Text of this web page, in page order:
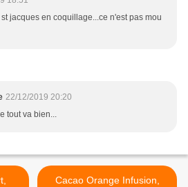
jacques en coquillage...ce n'est pas mou
22/12/2019 20:20
tout va bien...
Cacao Orange Infusion,